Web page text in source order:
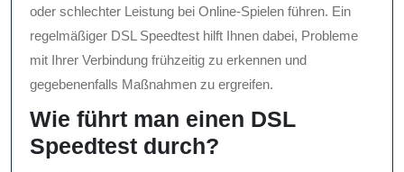
oder schlechter Leistung bei Online-Spielen führen. Ein
regelmäßiger DSL Speedtest hilft Ihnen dabei, Probleme
mit Ihrer Verbindung frühzeitig zu erkennen und
gegebenenfalls Maßnahmen zu ergreifen.
Wie führt man einen DSL
Speedtest durch?